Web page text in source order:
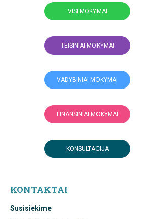
VISI MOKYMAI
TEISINIAI MOKYMAI
VADYBINIAI MOKYMAI
FINANSINIAI MOKYMAI
KONSULTACIJA
KONTAKTAI
Susisiekime